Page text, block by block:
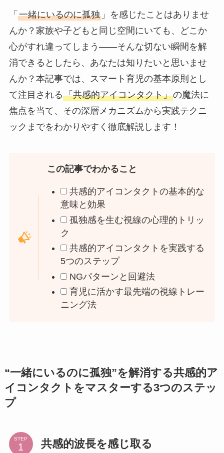
「 一緒にいるのに孤独」を感じたことはありませ
んか？家族や子どもと同じ空間にいても、どこか
心がすれ違ってしまう――そんな切ない瞬間を解
消できるとしたら、あなたは知りたいと思いませ
んか？本記事では、スマート育児の基本原則とし
て注目される「共感的アイコンタクト」の魔法に
焦点を当て、その深層メカニズムから実践テクニ
ックまでをわかりやすく徹底解説します！
この記事でわかること
共感的アイコンタクトの基本的な
意味と効果
孤独感を生む視線の心理的トリッ
ク
共感的アイコンタクトを実践する
5つのステップ
NGパターンと回避法
育児に活かす最先端の視線トレー
ニング法
“一緒にいるのに孤独”を解消する共感的ア
イコンタクトをマスターする3つのステッ
プ
STEP 共感的波長を感じ取る